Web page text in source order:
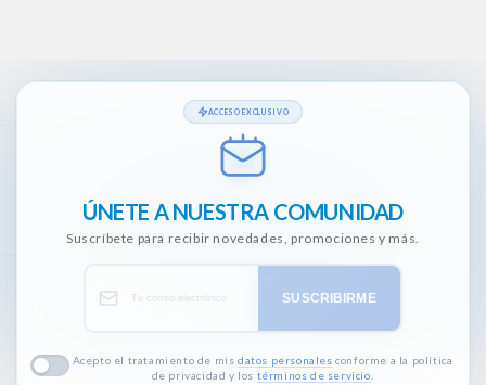
ACCESO EXCLUSIVO
ÚNETE A NUESTRA COMUNIDAD
Suscríbete para recibir novedades, promociones y más.
SUSCRIBIRME
Acepto el tratamiento de mis datos personales conforme a la política
de privacidad y los términos de servicio